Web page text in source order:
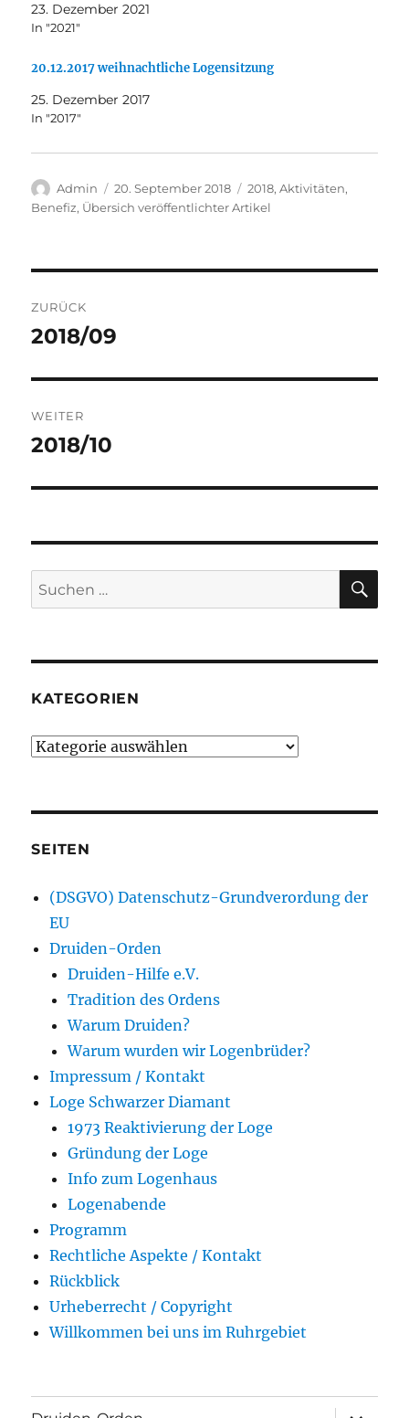
23. Dezember 2021
In "2021"
20.12.2017 weihnachtliche Logensitzung
25. Dezember 2017
In "2017"
Autor
Admin
Veröffentlicht
am
20. September 2018 Kategorien
2018,Aktivitäten,
Benefiz, Übersich veröffentlichter Artikel
ZURÜCK
Vorheriger
2018/09
WEITER
Nächster
2018/10
Suchen
nach:
KATEGORIEN
Kategorien
SEITEN
(DSGVO) Datenschutz-Grundverordung der
EU
Druiden-Orden
Druiden-Hilfe e.V.
Tradition des Ordens
Warum Druiden?
Warum wurden wir Logenbrüder?
Impressum / Kontakt
Loge Schwarzer Diamant
1973 Reaktivierung der Loge
Gründung der Loge
Info zum Logenhaus
Logenabende
Programm
Rechtliche Aspekte / Kontakt
Rückblick
Urheberrecht / Copyright
Willkommen bei uns im Ruhrgebiet